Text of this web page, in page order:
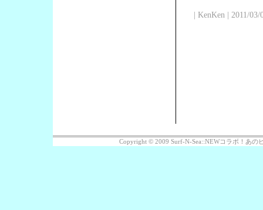
| KenKen | 2011/
Copyright © 2009 Surf-N-Sea::NEWコラボ！あの